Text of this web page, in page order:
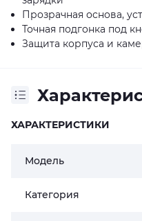
Прозрачная основа,
Точная подгонка под
Защита корпуса и
ХАРАКТЕРИСТИКИ
Модель
Категория